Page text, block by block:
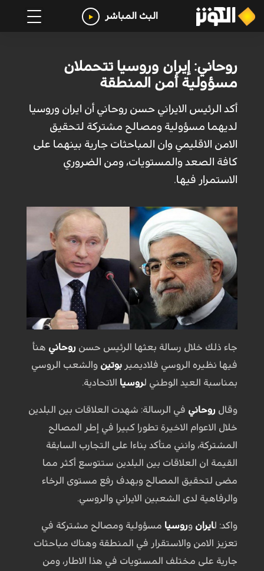
البث المباشر
روحاني: إيران وروسيا تتحملان
مسؤولية أمن المنطقة
أكد الرئيس الايراني حسن روحاني أن ايران وروسيا
لديهما مسؤولية ومصالح مشتركة لتحقيق
الامن الاقليمي وان المباحثات جارية بينهما على
كافة الصعد والمستويات، ومن الضروري
الاستمرار فيها.
جاء ذلك خلال رسالة بعثها الرئيس حسن روحاني هنأ
فيها نظيره الروسي فلاديمير بوتين والشعب الروسي
بمناسبة العيد الوطني لروسيا الاتحادية.
وقال روحاني في الرسالة: شهدت العلاقات بين البلدين
خلال الاعوام الاخيرة تطورا كبيرا في إطر المصالح
المشتركة، وانني متأكد بناءا على التجارب السابقة
القيمة ان العلاقات بين البلدين ستتوسع أكثر مما
مضى لتحقيق المصالح وبهدف رفع مستوى الرخاء
والرفاهية لدى الشعبين الايراني والروسي.
واكد: لايران وروسيا مسؤولية ومصالح مشتركة في
تعزيز الامن والاستقرار في المنطقة وهناك مباحثات
جارية على مختلف المستويات في هذا الاطار، ومن